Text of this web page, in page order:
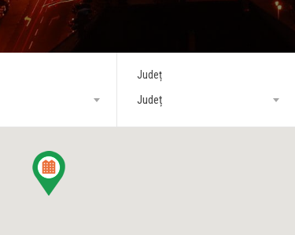
Județ
Județ